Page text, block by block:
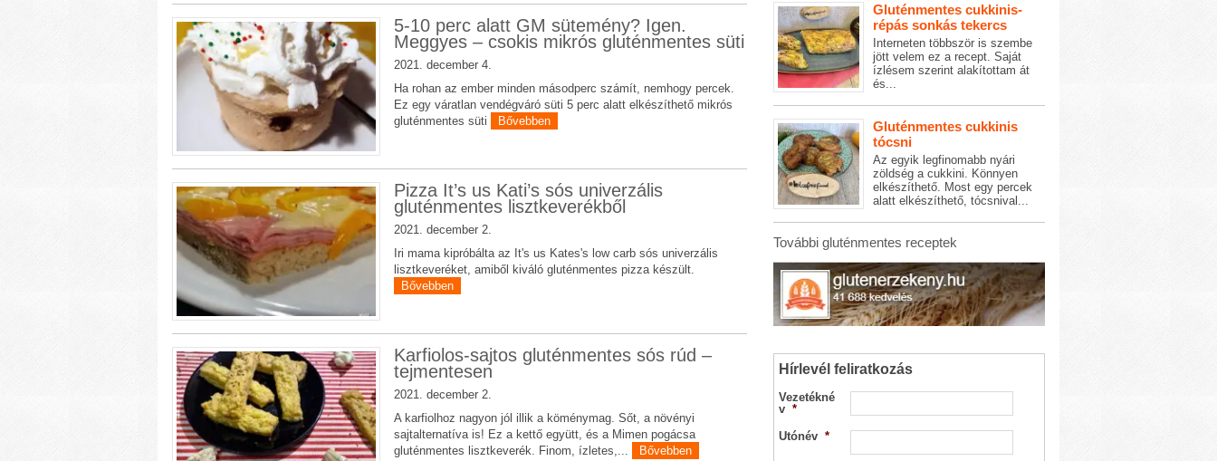
5-10 perc alatt GM sütemény? Igen.
Meggyes – csokis mikrós gluténmentes süti
2021. december 4.
Ha rohan az ember minden másodperc számít, nemhogy percek.
Ez egy váratlan vendégváró süti 5 perc alatt elkészíthető mikrós
gluténmentes süti
Bővebben
Pizza It’s us Kati’s sós univerzális
gluténmentes lisztkeverékből
2021. december 2.
Iri mama kipróbálta az It's us Kates's low carb sós univerzális
lisztkeveréket, amiből kiváló gluténmentes pizza készült.
Bővebben
Karfiolos-sajtos gluténmentes sós rúd –
tejmentesen
2021. december 2.
A karfiolhoz nagyon jól illik a köménymag. Sőt, a növényi
sajtalternatíva is! Ez a kettő együtt, és a Mimen pogácsa
gluténmentes lisztkeverék. Finom, ízletes,...
Bővebben
Gluténmentes cukkinis-
répás sonkás tekercs
Interneten többször is szembe
jött velem ez a recept. Saját
ízlésem szerint alakítottam át
és...
Gluténmentes cukkinis
tócsni
Az egyik legfinomabb nyári
zöldség a cukkini. Könnyen
elkészíthető. Most egy percek
alatt elkészíthető, tócsnival...
További gluténmentes receptek
Hírlevél feliratkozás
Vezetékné
v *
Utónév *